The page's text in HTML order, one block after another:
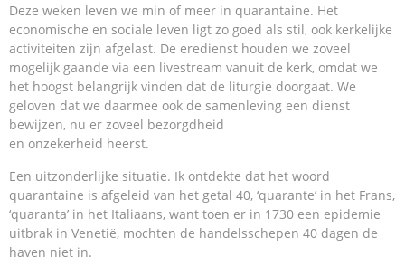
Deze weken leven we min of meer in quarantaine. Het
economische en sociale leven ligt zo goed als stil, ook kerkelijke
activiteiten zijn afgelast. De eredienst houden we zoveel
mogelijk gaande via een livestream vanuit de kerk, omdat we
het hoogst belangrijk vinden dat de liturgie doorgaat. We
geloven dat we daarmee ook de samenleving een dienst
bewijzen, nu er zoveel bezorgdheid
en onzekerheid heerst.
Een uitzonderlijke situatie. Ik ontdekte dat het woord
quarantaine is afgeleid van het getal 40, ‘quarante’ in het Frans,
‘quaranta’ in het Italiaans, want toen er in 1730 een epidemie
uitbrak in Venetië, mochten de handelsschepen 40 dagen de
haven niet in.